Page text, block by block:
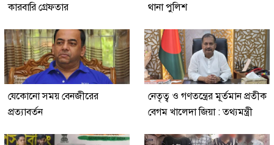
কারবারি গ্রেফতার
থানা পুলিশ
যেকোনো সময় বেনজীরের
প্রত্যাবর্তন
নেতৃত্ব ও গণতন্ত্রের মূর্তমান প্রতীক
বেগম খালেদা জিয়া : তথ্যমন্ত্রী